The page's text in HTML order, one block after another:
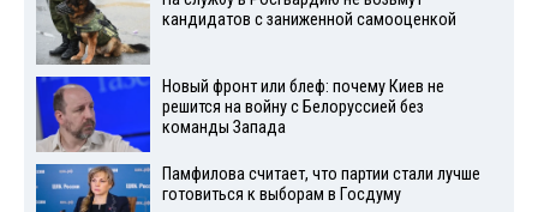
кандидатов с заниженной самооценкой
Новый фронт или блеф: почему Киев не
решится на войну с Белоруссией без
команды Запада
Памфилова считает, что партии стали лучше
готовиться к выборам в Госдуму